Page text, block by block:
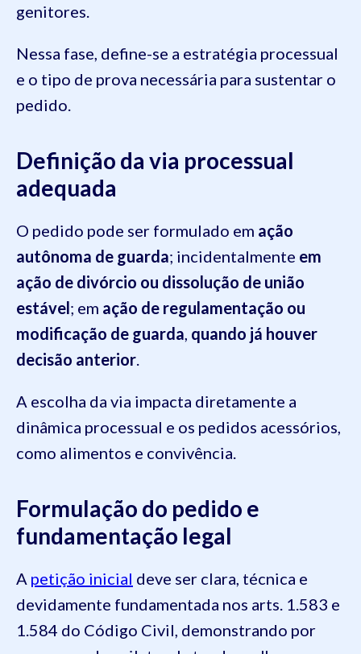
genitores.
Nessa fase, define-se a estratégia processual
e o tipo de prova necessária para sustentar o
pedido.
Definição da via processual
adequada
O pedido pode ser formulado em ação
autônoma de guarda; incidentalmente em
ação de divórcio ou dissolução de união
estável; em ação de regulamentação ou
modificação de guarda quando já houver
decisão anterior
A escolha da via impacta diretamente a
dinâmica processual e os pedidos acessórios,
como alimentos e convivência.
Formulação do pedido e
fundamentação legal
A petição inicial deve ser clara, técnica e
devidamente fundamentada nos arts. 1.583 e
1.584 do Código Civil, demonstrando por